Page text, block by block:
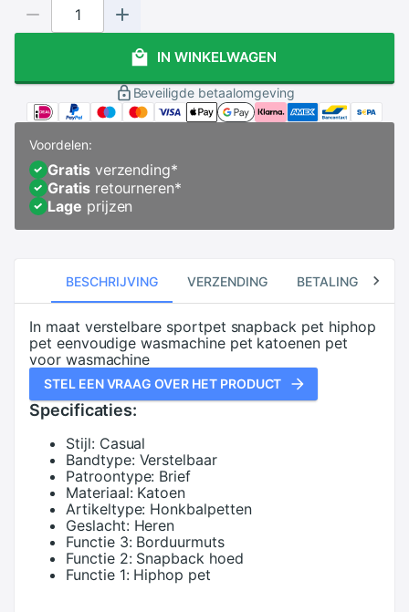
IN WINKELWAGEN
Beveiligde betaalomgeving
Voordelen:
Gratisverzending*
Gratisretourneren*
Lage prijzen
BESCHRIJVING VERZENDING BETALING
In maat verstelbare sportpet snapback pet hiphop
pet eenvoudige wasmachine pet katoenen pet
voor wasmachine
STEL EEN VRAAG OVER HET PRODUCT
Specificaties:
Stijl: Casual
Bandtype: Verstelbaar
Patroontype: Brief
Materiaal: Katoen
Artikeltype: Honkbalpetten
Geslacht: Heren
Functie 3: Borduurmuts
Functie 2: Snapback hoed
Functie 1: Hiphop pet